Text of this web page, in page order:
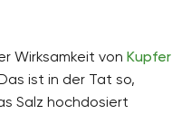
Wirksamkeit von Kupfer
ist in der Tat so,
Salz hochdosiert